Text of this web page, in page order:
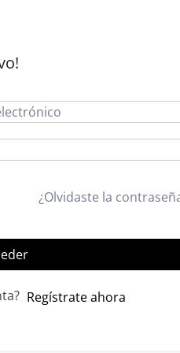
¿Olvidaste la
Regístrate ahora